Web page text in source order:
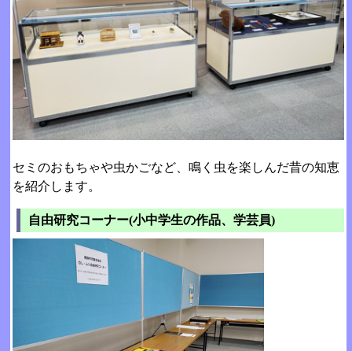
セミのおもちゃや虫かごなど、鳴く虫を楽しんだ昔の知恵
を紹介します。
自由研究コーナー(小中学生の作品、学芸員)